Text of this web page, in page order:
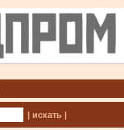
| искать |